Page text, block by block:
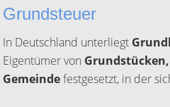
Grundsteuer
In Deutschland unterliegt
Eigentümer von
Gemeindefestgesetzt, in der